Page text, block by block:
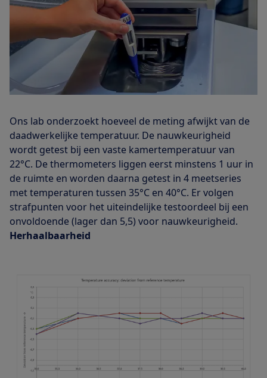
Ons lab onderzoekt hoeveel de meting afwijkt van de
daadwerkelijke temperatuur. De nauwkeurigheid
wordt getest bij een vaste kamertemperatuur van
22°C. De thermometers liggen eerst minstens 1 uur in
de ruimte en worden daarna getest in 4 meetseries
met temperaturen tussen 35°C en 40°C. Er volgen
strafpunten voor het uiteindelijke testoordeel bij een
onvoldoende (lager dan 5,5) voor nauwkeurigheid.
Herhaalbaarheid